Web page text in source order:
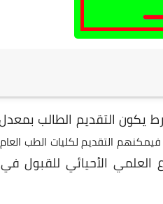
التقديم الطالب بمعدل 93
العلمي الأحيائي للقبول